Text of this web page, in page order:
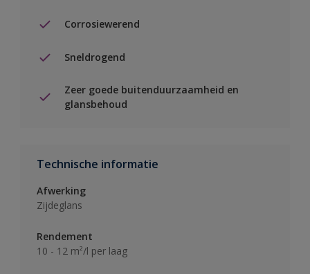
Corrosiewerend
Sneldrogend
Zeer goede buitenduurzaamheid en
glansbehoud
Technische informatie
Afwerking
Zijdeglans
Rendement
10 - 12 m²/l per laag